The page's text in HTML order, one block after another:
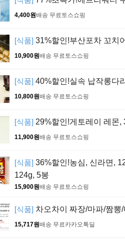
4,400원배송 무료토스쇼핑
[식품] 31%할인!부산포차 꼬치
10,900원배송 무료토스쇼핑
[식품] 40%할인!실속 납작롱다
10,800원배송 무료토스쇼핑
[식품] 29%할인!게토레이 레몬,
11,900원배송 무료토스쇼핑
[식품] 36%할인!농심, 신라면,
124g, 5봉
15,900원배송 무료 토스쇼핑
[식품] 차오차이 짜장/마파/짬뽕
15,717원배송 무료카카오톡딜